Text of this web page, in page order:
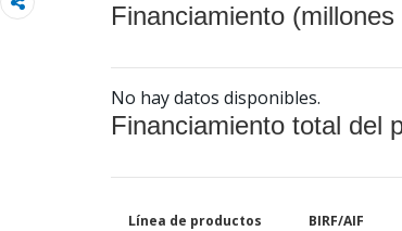
Financiamiento
No hay datos disponibles.
Financiamiento total del
Línea de productos BIRF/AIF